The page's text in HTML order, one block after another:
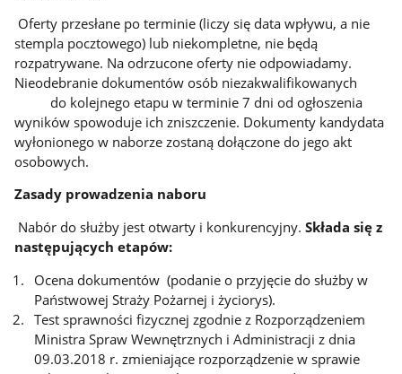
Oferty przesłane po terminie (liczy się data wpływu, a nie
stempla pocztowego) lub niekompletne, nie będą
rozpatrywane. Na odrzucone oferty nie odpowiadamy.
Nieodebranie dokumentów osób niezakwalifikowanych
do kolejnego etapu w terminie 7 dni od ogłoszenia
wyników spowoduje ich zniszczenie. Dokumenty kandydata
wyłonionego w naborze zostaną dołączone do jego akt
osobowych.
Zasady prowadzenia naboru
Nabór do służby jest otwarty i konkurencyjny.Składa się z
następujących etapów:
Ocena dokumentów (podanie o przyjęcie do służby w
Państwowej Straży Pożarnej i życiorys).
Test sprawności fizycznej zgodnie z Rozporządzeniem
Ministra Spraw Wewnętrznych i Administracji z dnia
09.03.2018 r. zmieniające rozporządzenie w sprawie